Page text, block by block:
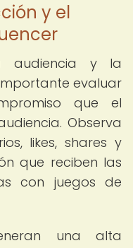
y el
audiencia y la
evaluar
que el
Observa
likes, shares y
que reciben las
con juegos de
una alta